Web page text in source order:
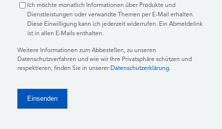
Ich möchte monatlich Informationen über Produkte und
Dienstleistungen oder verwandte Themen per E-Mail erhalten.
Diese Einwilligung kann ich jederzeit widerrufen. Ein Abmeldelink
ist in allen E-Mails enthalten.
Weitere Informationen zum Abbestellen, zu unseren
Datenschutzverfahren und wie wir Ihre Privatsphäre schützen und
respektieren, finden Sie in unserer Datenschutzerklärung.